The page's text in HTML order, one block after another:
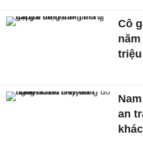
Cô
an